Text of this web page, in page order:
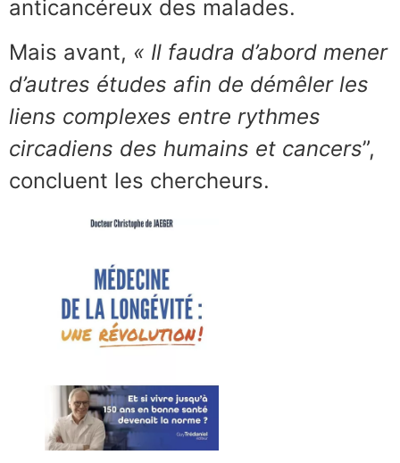
anticancéreux des malades.
Mais avant, « Il faudra d’abord mener
d’autres études afin de démêler les
liens complexes entre rythmes
circadiens des humains et cancers”,
concluent les chercheurs.